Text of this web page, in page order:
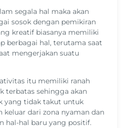
segala hal maka akan
sosok dengan pemikiran
kreatif biasanya memiliki
berbagai hal, terutama saat
mengerjakan suatu
itu memiliki ranah
terbatas sehingga akan
yang tidak takut untuk
keluar dari zona nyaman dan
hal-hal baru yang positif.